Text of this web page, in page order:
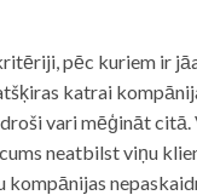
pēc kuriem ir
katrai
vari mēģināt
neatbilst viņu
kompānijas